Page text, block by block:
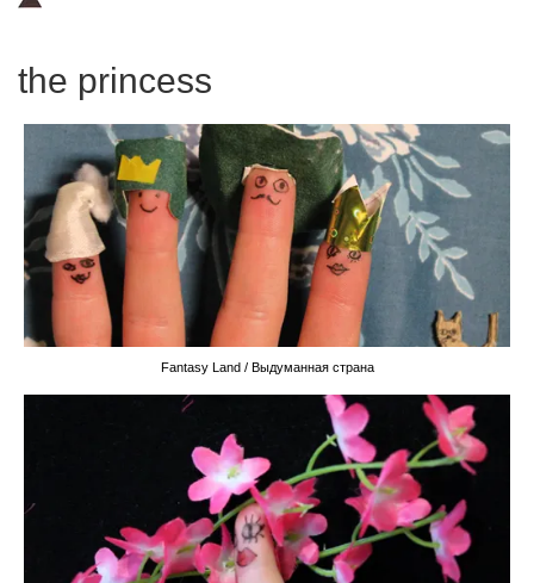
the princess
Fantasy Land / Выдуманная страна